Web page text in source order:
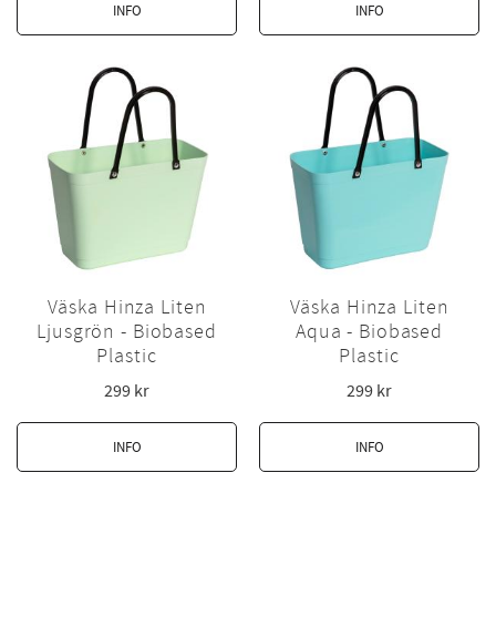
INFO INFO
Väska Hinza Liten
Ljusgrön - Biobased
Plastic
299 kr
INFO
Väska Hinza Liten
Aqua - Biobased
Plastic
299 kr
INFO